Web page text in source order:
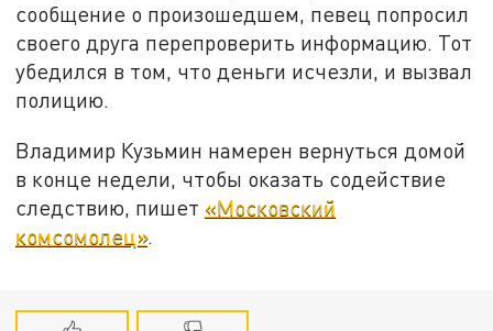
сообщение о произошедшем, певец попросил
своего друга перепроверить информацию. Тот
убедился в том, что деньги исчезли, и вызвал
полицию.
Владимир Кузьмин намерен вернуться домой
в конце недели, чтобы оказать содействие
следствию, пишет «Московский
комсомолец».